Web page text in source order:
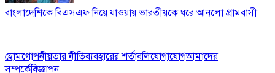
বাংলাদেশিকে বিএসএফ নিয়ে যাওয়ায় ভারতীয়কে ধরে আনলো গ্রামবাসী
হোমগোপনীয়তার নীতিব্যবহারের শর্তাবলিযোগাযোগআমাদের
সম্পর্কেবিজ্ঞাপন